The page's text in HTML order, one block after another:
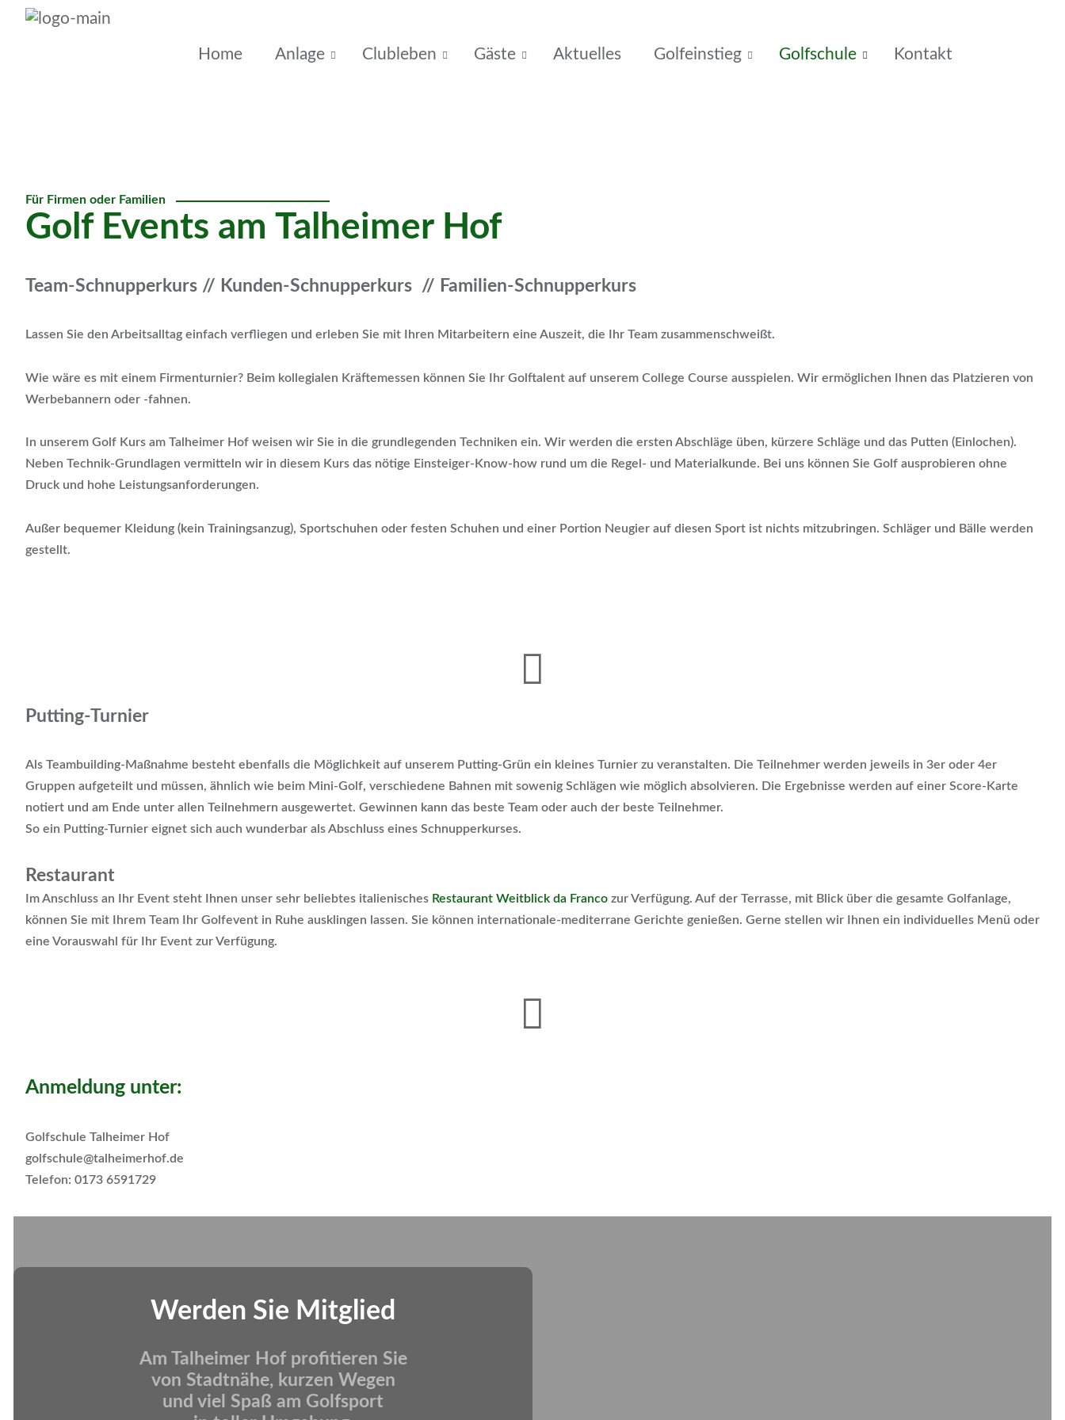
Home Anlage Clubleben Gäste Aktuelles Golfeinstieg Golfschule Kontakt
Für Firmen oder Familien
Golf Events am Talheimer Hof
Team-Schnupperkurs // Kunden-Schnupperkurs // Familien-Schnupperkurs
Lassen Sie den Arbeitsalltag einfach verfliegen und erleben Sie mit Ihren Mitarbeitern eine Auszeit, die Ihr Team zusammenschweißt.
Wie wäre es mit einem Firmenturnier? Beim kollegialen Kräftemessen können Sie Ihr Golftalent auf unserem College Course ausspielen. Wir ermöglichen Ihnen das Platzieren von
Werbebannern oder -fahnen.
In unserem Golf Kurs am Talheimer Hof weisen wir Sie in die grundlegenden Techniken ein. Wir werden die ersten Abschläge üben, kürzere Schläge und das Putten (Einlochen).
Neben Technik-Grundlagen vermitteln wir in diesem Kurs das nötige Einsteiger-Know-how rund um die Regel- und Materialkunde. Bei uns können Sie Golf ausprobieren ohne
Druck und hohe Leistungsanforderungen.
Außer bequemer Kleidung (kein Trainingsanzug), Sportschuhen oder festen Schuhen und einer Portion Neugier auf diesen Sport ist nichts mitzubringen. Schläger und Bälle werden
gestellt.
Putting-Turnier
Als Teambuilding-Maßnahme besteht ebenfalls die Möglichkeit auf unserem Putting-Grün ein kleines Turnier zu veranstalten. Die Teilnehmer werden jeweils in 3er oder 4er
Gruppen aufgeteilt und müssen, ähnlich wie beim Mini-Golf, verschiedene Bahnen mit sowenig Schlägen wie möglich absolvieren. Die Ergebnisse werden auf einer Score-Karte
notiert und am Ende unter allen Teilnehmern ausgewertet. Gewinnen kann das beste Team oder auch der beste Teilnehmer.
So ein Putting-Turnier eignet sich auch wunderbar als Abschluss eines Schnupperkurses.
Restaurant
Im Anschluss an Ihr Event steht Ihnen unser sehr beliebtes italienisches Restaurant Weitblick da Franco zur Verfügung. Auf der Terrasse, mit Blick über die gesamte Golfanlage,
können Sie mit Ihrem Team Ihr Golfevent in Ruhe ausklingen lassen. Sie können internationale-mediterrane Gerichte genießen. Gerne stellen wir Ihnen ein individuelles Menü oder
eine Vorauswahl für Ihr Event zur Verfügung.
Anmeldung unter:
Golfschule Talheimer Hof
golfschule@talheimerhof.de
Telefon: 0173 6591729
Werden Sie Mitglied
Am Talheimer Hof profitieren Sie
von Stadtnähe, kurzen Wegen
und viel Spaß am Golfsport